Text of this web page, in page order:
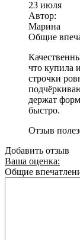
23 июля
Автор:
Марина
Общие
что купила
строчки
держат
быстро.
Отзыв
Добавить отзыв
Ваша оценка:
Общие